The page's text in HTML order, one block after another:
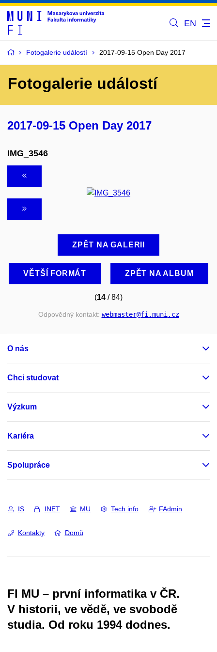
EN
Fotogalerie událostí 2017-09-15 Open Day 2017
Fotogalerie událostí
2017-09-15 Open Day 2017
IMG_3546
ZPĚT NA GALERII
VĚTŠÍ FORMÁT ZPĚT NA ALBUM
(14 / 84)
Odpovědný kontakt: webmaster@fi.muni.cz
O nás
Chci studovat
Výzkum
Kariéra
Spolupráce
IS INET MU Tech info FAdmin
Kontakty Domů
FI MU – první informatika v ČR.
V historii, ve vědě, ve svobodě
studia. Od roku 1994 dodnes.